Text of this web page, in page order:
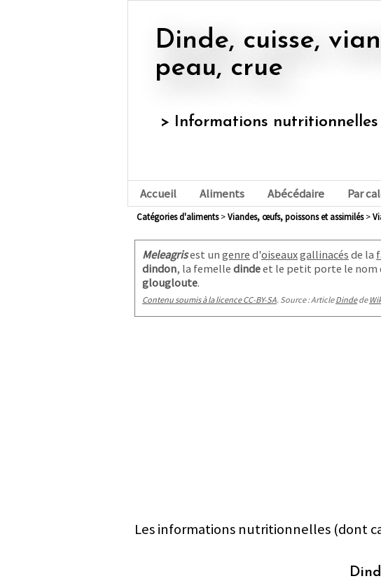
Dinde, cuisse, viande sans
peau, crue
> Informations nutritionnelles
Accueil Aliments Abécédaire Par
Catégories d'aliments> viandes, œufs, poissons et assimilés>
Meleagrisest ungenre d'oiseauxgallinacés de la
dindon, la femelledindeet le petit porte le nom
glougloute.
Contenu soumis à la licence CC-BY-SA. Source : ArticleDindede
Les informations nutritionnelles (dont